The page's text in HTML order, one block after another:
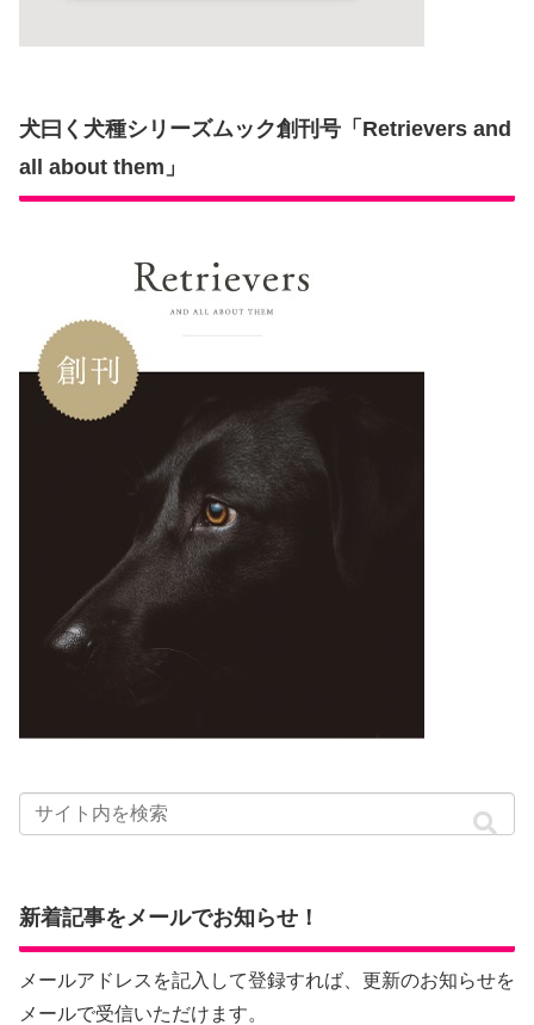
犬曰く犬種シリーズムック創刊号「Retrievers and
all about them」
新着記事をメールでお知らせ！
メールアドレスを記入して登録すれば、更新のお知らせを
メールで受信いただけます。